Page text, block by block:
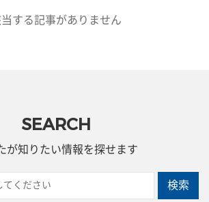
する記事がありません
SEARCH
が知りたい情報を探せます
検索